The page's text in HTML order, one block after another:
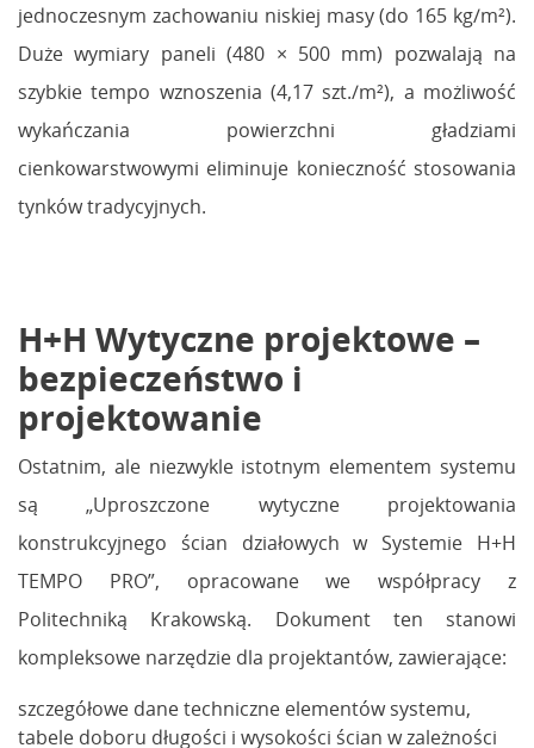
jednoczesnym zachowaniu niskiej masy (do 165 kg/m²).
Duże wymiary paneli (480 × 500 mm) pozwalają na
szybkie tempo wznoszenia (4,17 szt./m²), a możliwość
wykańczania powierzchni gładziami
cienkowarstwowymi eliminuje konieczność stosowania
tynków tradycyjnych.
H+H Wytyczne projektowe –
bezpieczeństwo i
projektowanie
Ostatnim, ale niezwykle istotnym elementem systemu
są „Uproszczone wytyczne projektowania
konstrukcyjnego ścian działowych w Systemie H+H
TEMPO PRO”, opracowane we współpracy z
Politechniką Krakowską. Dokument ten stanowi
kompleksowe narzędzie dla projektantów, zawierające:
szczegółowe dane techniczne elementów systemu,
tabele doboru długości i wysokości ścian w zależności